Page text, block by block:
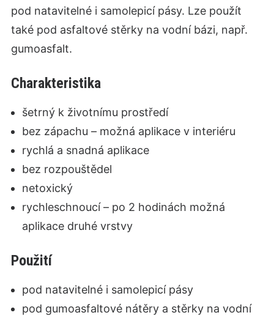
pod natavitelné i samolepicí pásy. Lze použít
také pod asfaltové stěrky na vodní bázi, např.
gumoasfalt.
Charakteristika
šetrný k životnímu prostředí
bez zápachu – možná aplikace v interiéru
rychlá a snadná aplikace
bez rozpouštědel
netoxický
rychleschnoucí – po 2 hodinách možná
aplikace druhé vrstvy
Použití
pod natavitelné i samolepicí pásy
pod gumoasfaltové nátěry a stěrky na vodní